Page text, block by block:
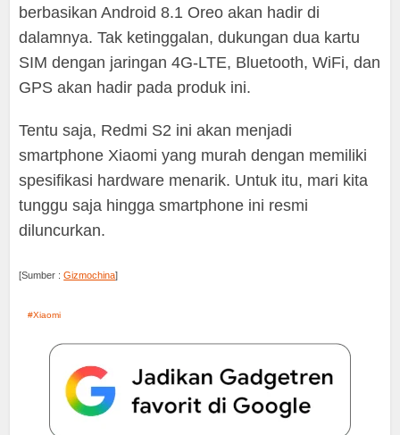
berbasikan Android 8.1 Oreo akan hadir di
dalamnya. Tak ketinggalan, dukungan dua kartu
SIM dengan jaringan 4G-LTE, Bluetooth, WiFi, dan
GPS akan hadir pada produk ini.
Tentu saja, Redmi S2 ini akan menjadi
smartphone Xiaomi yang murah dengan memiliki
spesifikasi hardware menarik. Untuk itu, mari kita
tunggu saja hingga smartphone ini resmi
diluncurkan.
[Sumber :Gizmochina]
Xiaomi